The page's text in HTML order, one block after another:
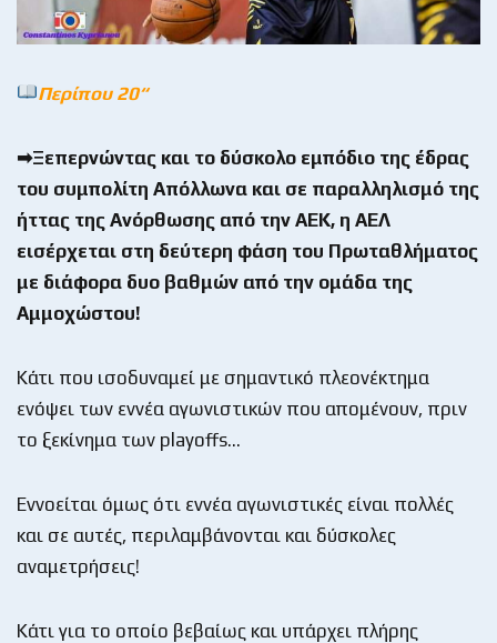
Περίπου 20“
➡Ξεπερνώντας και το δύσκολο εμπόδιο της έδρας
του συμπολίτη Απόλλωνα και σε παραλληλισμό της
ήττας της Ανόρθωσης από την ΑΕΚ, η ΑΕΛ
εισέρχεται στη δεύτερη φάση του Πρωταθλήματος
με διάφορα δυο βαθμών από την ομάδα της
Αμμοχώστου!
Κάτι που ισοδυναμεί με σημαντικό πλεονέκτημα
ενόψει των εννέα αγωνιστικών που απομένουν, πριν
το ξεκίνημα των playoffs…
Εννοείται όμως ότι εννέα αγωνιστικές είναι πολλές
και σε αυτές, περιλαμβάνονται και δύσκολες
αναμετρήσεις!
Κάτι για το οποίο βεβαίως και υπάρχει πλήρης